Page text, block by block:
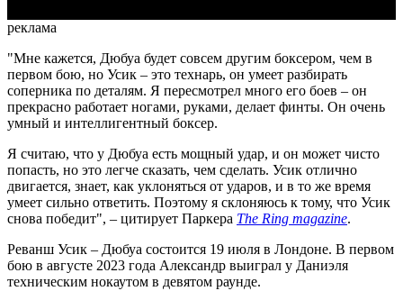
реклама
"Мне кажется, Дюбуа будет совсем другим боксером, чем в
первом бою, но Усик – это технарь, он умеет разбирать
соперника по деталям. Я пересмотрел много его боев – он
прекрасно работает ногами, руками, делает финты. Он очень
умный и интеллигентный боксер.
Я считаю, что у Дюбуа есть мощный удар, и он может чисто
попасть, но это легче сказать, чем сделать. Усик отлично
двигается, знает, как уклоняться от ударов, и в то же время
умеет сильно ответить. Поэтому я склоняюсь к тому, что Усик
снова победит", – цитирует Паркера The Ring magazine.
Реванш Усик – Дюбуа состоится 19 июля в Лондоне. В первом
бою в августе 2023 года Александр выиграл у Даниэля
техническим нокаутом в девятом раунде.